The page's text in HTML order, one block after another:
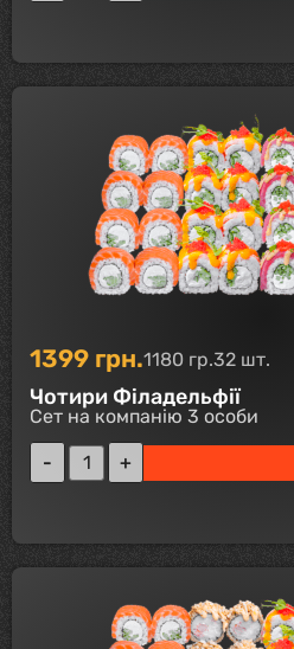
1399 грн.1180 гр.32 шт.
Чотири Філадельфії
Сет на компанію 3 особи